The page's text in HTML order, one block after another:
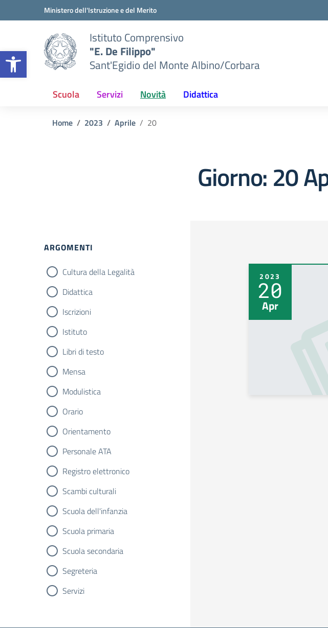
Apri la barra degli strumenti
Vai ai contenuti
Vai al menu di navigazioneMinistero dell'Istruzione e del Merito
Istituto Comprensivo
"E. De Filippo"
Sant'Egidio del Monte Albino/Corbara
Scuola Servizi Novità Didattica
Home 2023 Aprile 20
Giorno:20
ARGOMENTI
Cultura della Legalità
Didattica
Iscrizioni
Istituto
Libri di testo
Mensa
Modulistica
Orario
Orientamento
Personale ATA
Registro elettronico
Scambi culturali
Scuola dell'infanzia
Scuola primaria
Scuola secondaria
Segreteria
Servizi
2023
20
Apr